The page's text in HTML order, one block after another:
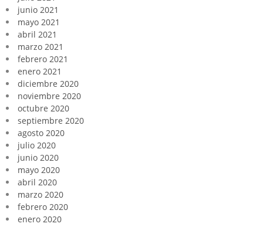
junio 2021
mayo 2021
abril 2021
marzo 2021
febrero 2021
enero 2021
diciembre 2020
noviembre 2020
octubre 2020
septiembre 2020
agosto 2020
julio 2020
junio 2020
mayo 2020
abril 2020
marzo 2020
febrero 2020
enero 2020